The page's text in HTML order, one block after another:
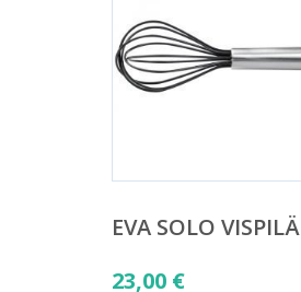
EVA SOLO VISPILÄ
23,00 €